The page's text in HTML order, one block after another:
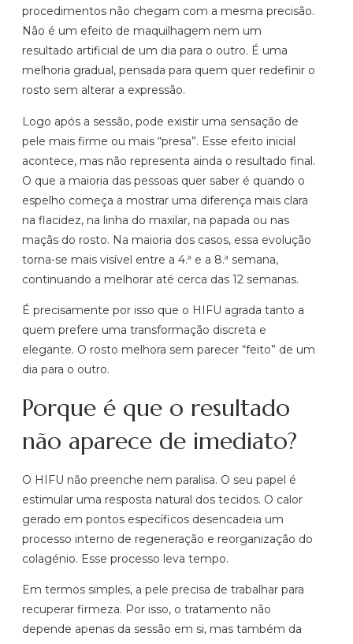
procedimentos não chegam com a mesma precisão.
Não é um efeito de maquilhagem nem um
resultado artificial de um dia para o outro. É uma
melhoria gradual, pensada para quem quer redefinir o
rosto sem alterar a expressão.
Logo após a sessão, pode existir uma sensação de
pele mais firme ou mais “presa”. Esse efeito inicial
acontece, mas não representa ainda o resultado final.
O que a maioria das pessoas quer saber é quando o
espelho começa a mostrar uma diferença mais clara
na flacidez, na linha do maxilar, na papada ou nas
maçãs do rosto. Na maioria dos casos, essa evolução
torna-se mais visível entre a 4.ª e a 8.ª semana,
continuando a melhorar até cerca das 12 semanas.
É precisamente por isso que o HIFU agrada tanto a
quem prefere uma transformação discreta e
elegante. O rosto melhora sem parecer “feito” de um
dia para o outro.
Porque é que o resultado
não aparece de imediato?
O HIFU não preenche nem paralisa. O seu papel é
estimular uma resposta natural dos tecidos. O calor
gerado em pontos específicos desencadeia um
processo interno de regeneração e reorganização do
colagénio. Esse processo leva tempo.
Em termos simples, a pele precisa de trabalhar para
recuperar firmeza. Por isso, o tratamento não
depende apenas da sessão em si, mas também da